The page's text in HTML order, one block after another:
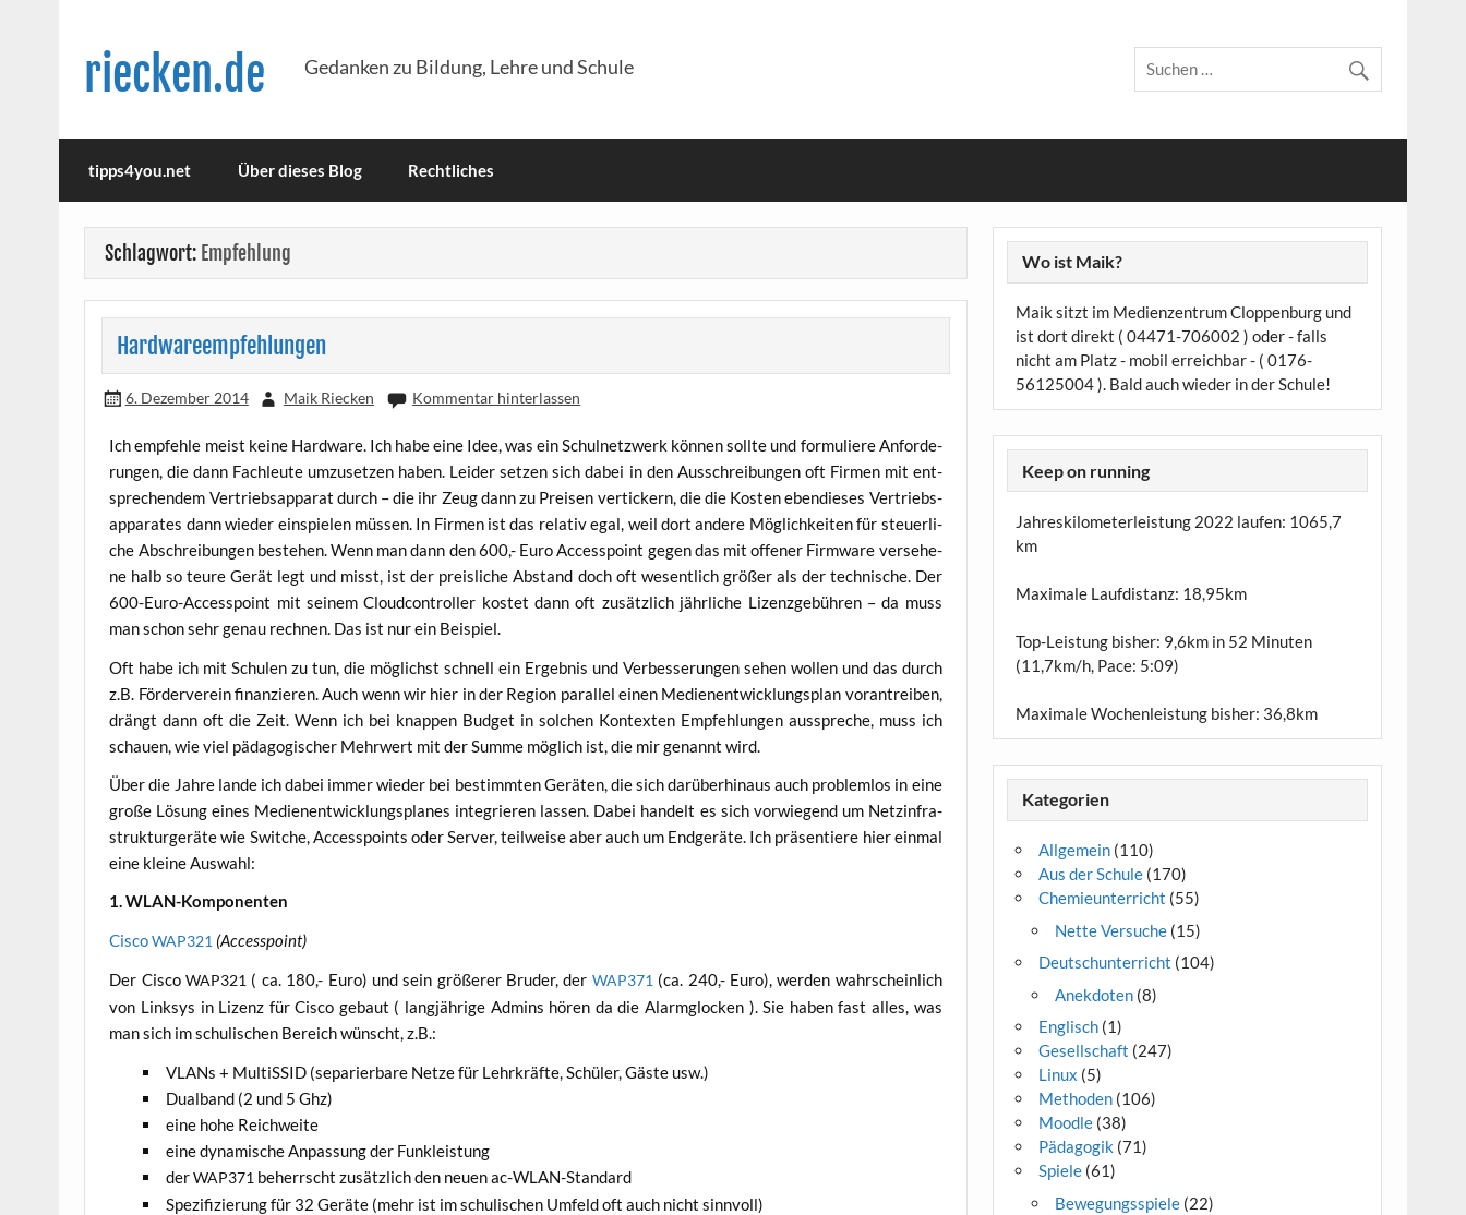
riecken.de Gedanken zu Bildung, Lehre und Schule
tipps4you.net Über dieses Blog Rechtliches
Schlagwort: Empfehlung
Hardwareempfehlungen
6. Dezember 2014 Maik Riecken Kommentar hinterlassen
Ich emp­feh­le meist kei­ne Hard­ware. Ich habe eine Idee, was ein Schul­netz­werk kön­nen soll­te und for­mu­lie­re Anfor­de­
run­gen, die dann Fach­leu­te umzu­set­zen haben. Lei­der set­zen sich dabei in den Aus­schrei­bun­gen oft Fir­men mit ent­
spre­chen­dem Ver­triebs­ap­pa­rat durch – die ihr Zeug dann zu Prei­sen ver­ti­ckern, die die Kos­ten eben­die­ses Ver­triebs­
ap­pa­ra­tes dann wie­der ein­spie­len müs­sen. In Fir­men ist das rela­tiv egal, weil dort ande­re Mög­lich­kei­ten für steu­er­li­
che Abschrei­bun­gen bestehen. Wenn man dann den 600,- Euro Acces­s­point gegen das mit offe­ner Firm­ware ver­se­he­
ne halb so teu­re Gerät legt und misst, ist der preis­li­che Abstand doch oft wesent­lich grö­ßer als der tech­ni­sche. Der
600-Euro-Acces­s­point mit sei­nem Cloud­con­trol­ler kos­tet dann oft zusätz­lich jähr­li­che Lizenz­ge­büh­ren – da muss
man schon sehr genau rech­nen. Das ist nur ein Beispiel.
Oft habe ich mit Schu­len zu tun, die mög­lichst schnell ein Ergeb­nis und Ver­bes­se­run­gen sehen wol­len und das durch
z.B. För­der­ver­ein finan­zie­ren. Auch wenn wir hier in der Regi­on par­al­lel einen Medi­en­ent­wick­lungs­plan vor­an­trei­ben,
drängt dann oft die Zeit. Wenn ich bei knap­pen Bud­get in sol­chen Kon­tex­ten Emp­feh­lun­gen aus­spre­che, muss ich
schau­en, wie viel päd­ago­gi­scher Mehr­wert mit der Sum­me mög­lich ist, die mir genannt wird.
Über die Jah­re lan­de ich dabei immer wie­der bei bestimm­ten Gerä­ten, die sich dar­über­hin­aus auch pro­blem­los in eine
gro­ße Lösung eines Medi­en­ent­wick­lungs­pla­nes inte­grie­ren las­sen. Dabei han­delt es sich vor­wie­gend um Netz­in­fra­
struk­tur­ge­rä­te wie Swit­che, Acces­s­points oder Ser­ver, teil­wei­se aber auch um End­ge­rä­te. Ich prä­sen­tie­re hier ein­mal
eine klei­ne Auswahl:
1. WLAN-Kom­po­nen­ten
Cis­coWAP321 (Acces­s­point)
Der Cis­coWAP321 ( ca. 180,- Euro) und sein grö­ße­rer Bru­der, der WAP371 (ca. 240,- Euro), wer­den wahr­schein­lich
von Link­sys in Lizenz für Cis­co gebaut ( lang­jäh­ri­ge Admins hören da die Alarm­glo­cken ). Sie haben fast alles, was
man sich im schu­li­schen Bereich wünscht, z.B.:
VLANs + Mul­tiS­SID (sepa­rier­ba­re Net­ze für Lehr­kräf­te, Schü­ler, Gäs­te usw.)
Dual­band (2 und 5 Ghz)
eine hohe Reichweite
eine dyna­mi­sche Anpas­sung der Funkleistung
derWAP371 beherrscht zusätz­lich den neu­en ac-WLAN-Standard
Spe­zi­fi­zie­rung für 32 Gerä­te (mehr ist im schu­li­schen Umfeld oft auch nicht sinnvoll)
Wo ist Maik?
Maik sitzt im Medienzentrum Cloppenburg und
ist dort direkt ( 04471-706002 ) oder - falls
nicht am Platz - mobil erreichbar - ( 0176-
56125004 ). Bald auch wieder in der Schule!
Keep on running
Jahreskilometerleistung 2022 laufen: 1065,7
km
Maximale Laufdistanz: 18,95km
Top-Leistung bisher: 9,6km in 52 Minuten
(11,7km/h, Pace: 5:09)
Maximale Wochenleistung bisher: 36,8km
Kategorien
Allgemein (110)
Aus der Schule (170)
Chemieunterricht (55)
Nette Versuche (15)
Deutschunterricht (104)
Anekdoten (8)
Englisch (1)
Gesellschaft (247)
Linux (5)
Methoden (106)
Moodle (38)
Pädagogik (71)
Spiele (61)
Bewegungsspiele (22)